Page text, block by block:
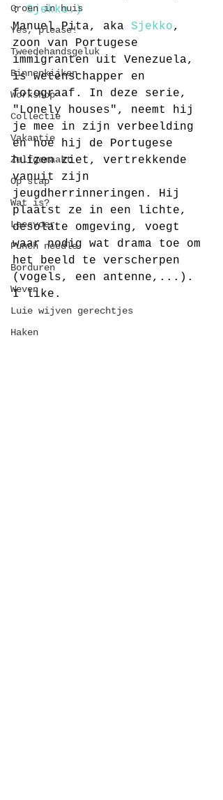
Groen in huis
Yes, please!
Tweedehandsgeluk
Binnenkijken
Workshop
Collectie
Vakantie
Zelfgemaakt
Op stap
Wat is?
Leesvoer
Punch needle
Borduren
Weven
Luie wijven gerechtjes
Haken
: Sjekko.)
Manuel Pita, aka Sjekko,
zoon van Portugese
immigranten uit Venezuela,
is wetenschapper en
fotograaf. In deze serie,
"Lonely houses", neemt hij
je mee in zijn verbeelding
en hoe hij de Portugese
huizen ziet, vertrekkende
vanuit zijn
jeugdherrinneringen. Hij
plaatst ze in een lichte,
desolate omgeving, voegt
waar nodig wat drama toe om
het beeld te verscherpen
(vogels, een antenne,...).
I like.